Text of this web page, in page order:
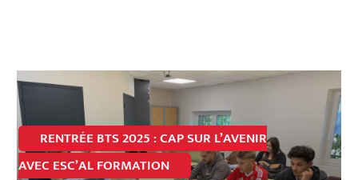
RENTRÉE BTS 2025 : CAP SUR L’AVENIR
AVEC ESC’AL FORMATION